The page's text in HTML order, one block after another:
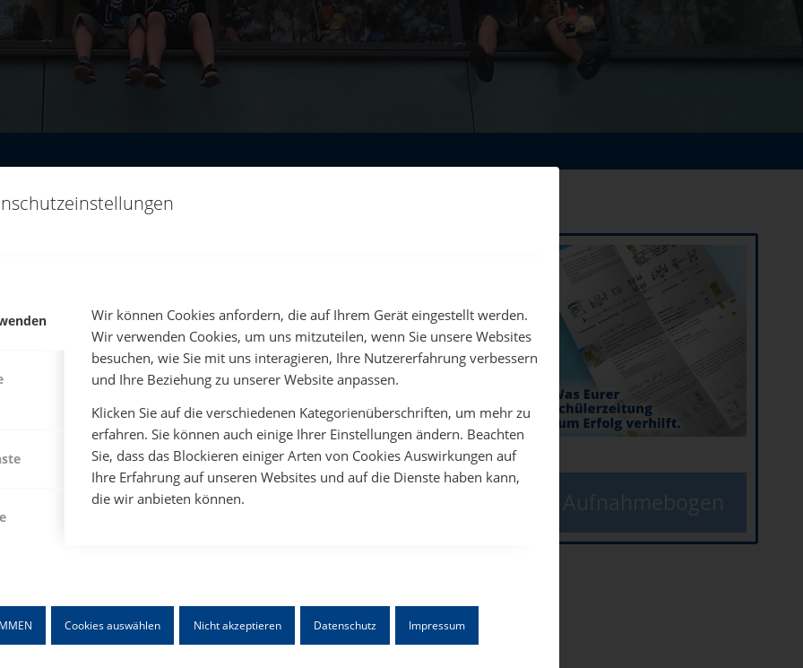
Wir können Cookies anfordern, die auf Ihrem Gerät eingestellt werden.
Wir verwenden Cookies, um uns mitzuteilen, wenn Sie unsere Websites
besuchen, wie Sie mit uns interagieren, Ihre Nutzererfahrung verbessern
und Ihre Beziehung zu unserer Website anpassen.
Klicken Sie auf die verschiedenen Kategorienüberschriften, um mehr zu
erfahren. Sie können auch einige Ihrer Einstellungen ändern. Beachten
Sie, dass das Blockieren einiger Arten von Cookies Auswirkungen auf
Ihre Erfahrung auf unseren Websites und auf die Dienste haben kann,
die wir anbieten können.
Cookies auswählen Nicht akzeptieren Datenschutz Impressum
von Schülerzeitungen, Abiturzeitungen, Jahrbüchern und
Arbeit. Wir beschäftigen uns seit über 25 Jahren mit
Ihnen daher gerne die vielen Vorteile aufzeigen …
langjährige Geschichte und eine damit einhergehende
gefächertes Netzwerk im Bereich Bildungsmarketing
haben wir
gute Möglichkeit, um die Schülerzeitungskasse aufzubessern. Jede
zur umgesetzt vorgestellt und zum Mitmachen
des Schulsponsorings auch
Aufnahmebogen